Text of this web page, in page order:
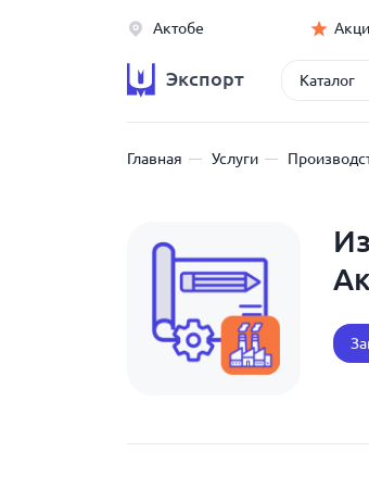
Актобе
Экспорт Каталог
Главная Услуги